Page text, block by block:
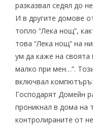
разказвал седял до
И в другите домове
топло “Лека нощ”,
това “Лека нощ” на
ум да каже на
малко при мен…”.
включвал
Господарят Домейн
проникнал в дома на
контролираните от